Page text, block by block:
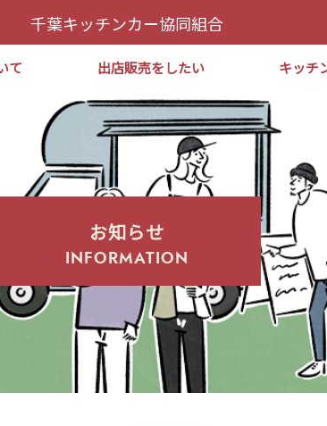
千葉キッチンカー協同組合
て 出店販売をしたい キッチ
お知らせ
INFORMATION